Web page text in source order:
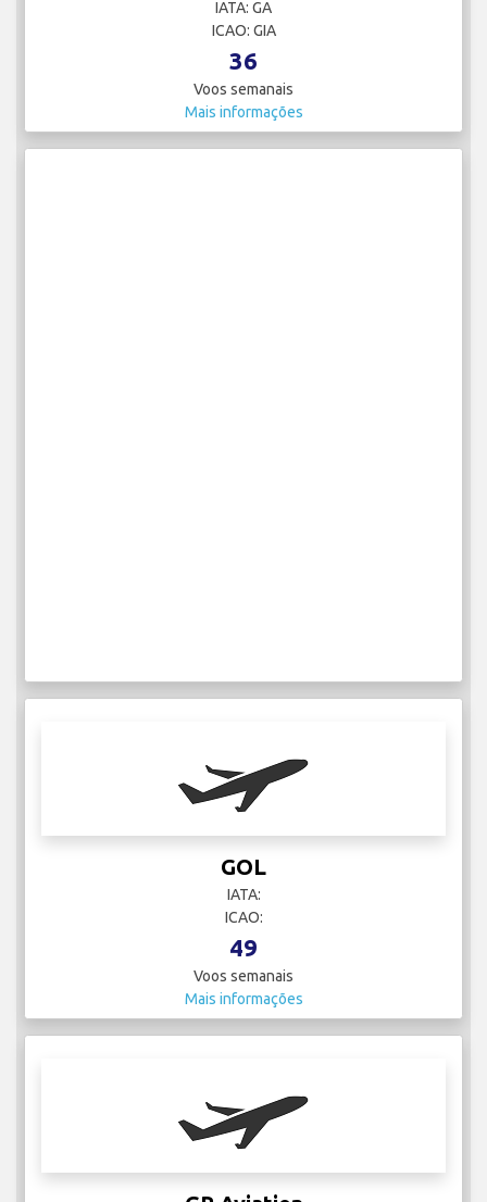
IATA: GA
ICAO: GIA
36
Voos semanais
Mais informações
GOL
IATA:
ICAO:
49
Voos semanais
Mais informações